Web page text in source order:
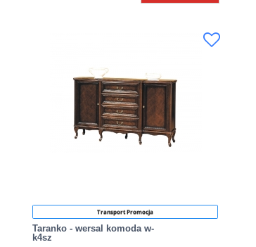
Transport Promocja
Taranko - wersal komoda w-
k4sz